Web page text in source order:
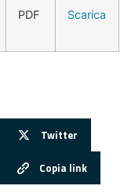
PDF Scarica
Twitter
Copia link